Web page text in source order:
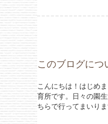
このブログにつ
こんにちは！はじめ
育所です。日々の園
ちらで行ってまいりま